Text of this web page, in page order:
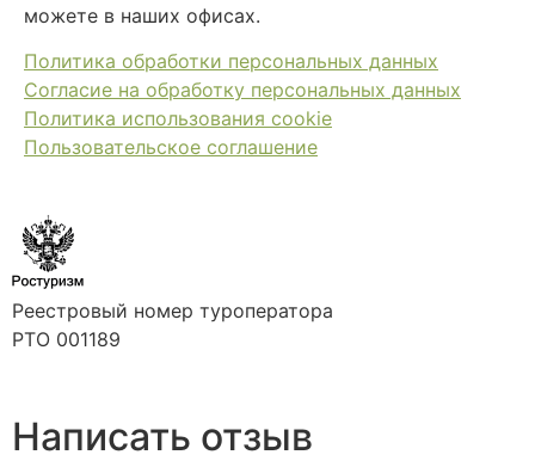
Реестровый номер туроператора
РТО 001189
можете в наших офисах.
Политика обработки персональных данных
Согласие на обработку персональных данных
Политика использования cookie
Пользовательское соглашение
Написать отзыв